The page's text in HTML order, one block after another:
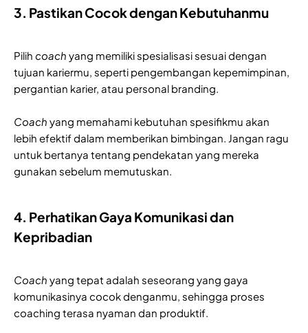
3. Pastikan Cocok dengan Kebutuhanmu
Pilih coach yang memiliki spesialisasi sesuai dengan
tujuan kariermu, seperti pengembangan kepemimpinan,
pergantian karier, atau personal branding.
Coach yang memahami kebutuhan spesifikmu akan
lebih efektif dalam memberikan bimbingan. Jangan ragu
untuk bertanya tentang pendekatan yang mereka
gunakan sebelum memutuskan.
4. Perhatikan Gaya Komunikasi dan
Kepribadian
Coach yang tepat adalah seseorang yang gaya
komunikasinya cocok denganmu, sehingga proses
coaching terasa nyaman dan produktif.